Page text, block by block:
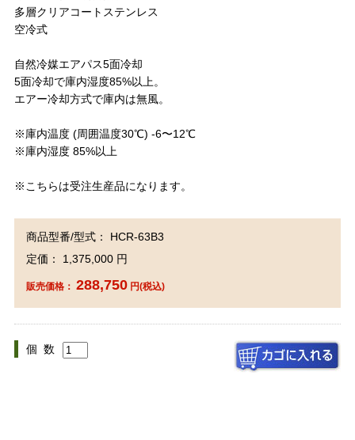
多層クリアコートステンレス
空冷式
自然冷媒エアパス5面冷却
5面冷却で庫内湿度85%以上。
エアー冷却方式で庫内は無風。
※庫内温度 (周囲温度30℃) -6〜12℃
※庫内湿度 85%以上
※こちらは受注生産品になります。
商品型番/型式： HCR-63B3
定価： 1,375,000 円
販売価格： 288,750円(税込)
個 数